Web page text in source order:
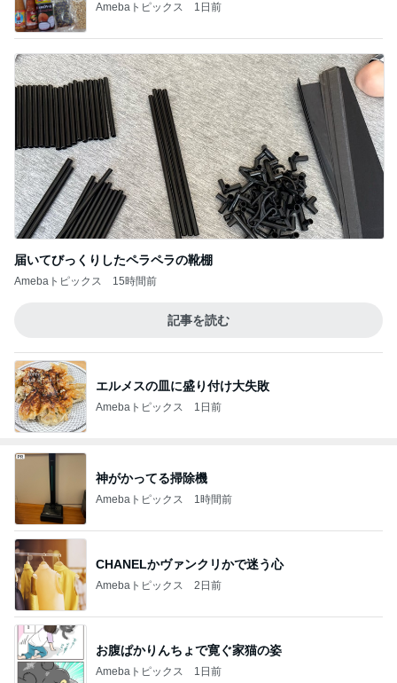
Amebaトピックス 1日前
届いてびっくりしたペラペラの靴棚
Amebaトピックス 15時間前
記事を読む
エルメスの皿に盛り付け大失敗
Amebaトピックス 1日前
神がかってる掃除機
Amebaトピックス 1時間前
CHANELかヴァンクリかで迷う心
Amebaトピックス 2日前
お腹ぱかりんちょで寛ぐ家猫の姿
Amebaトピックス 1日前